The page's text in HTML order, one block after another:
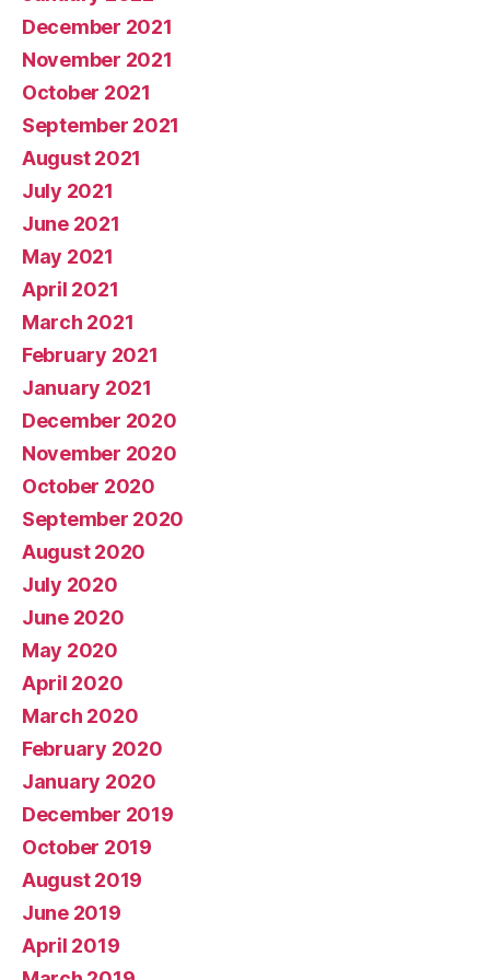
December 2021
November 2021
October 2021
September 2021
August 2021
July 2021
June 2021
May 2021
April 2021
March 2021
February 2021
January 2021
December 2020
November 2020
October 2020
September 2020
August 2020
July 2020
June 2020
May 2020
April 2020
March 2020
February 2020
January 2020
December 2019
October 2019
August 2019
June 2019
April 2019